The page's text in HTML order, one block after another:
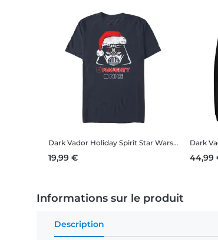
Dark Vador Holiday Spirit Star Wars - Dark Vador Holiday Spirit - Christmas - Homme T-shirt
19,99 €
Dark
44,99
Informations sur le produit
Description